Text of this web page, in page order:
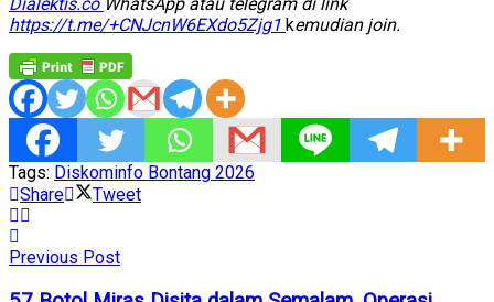
Dialektis.co WhatsApp atau telegram di link
https://t.me/+CNJcnW6EXdo5Zjg1 kemudian join.
Tags: Diskominfo Bontang 2026
Share
Tweet
Previous Post